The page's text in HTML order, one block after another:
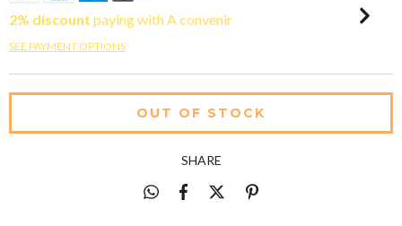
2% discount paying with A convenir
SEE PAYMENT OPTIONS
SHARE